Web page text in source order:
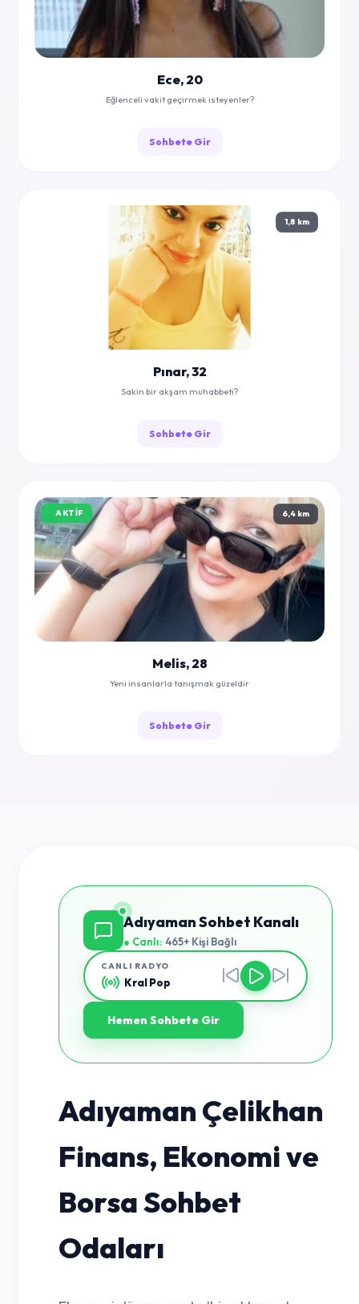
Ece, 20
Eğlenceli vakit geçirmek isteyenler?
Sohbete Gir
1,8 km
Pınar, 32
Sakin bir akşam muhabbeti?
Sohbete Gir
AKTIF 6,4 km
Melis, 28
Yeni insanlarla tanışmak güzeldir
Sohbete Gir
Adıyaman Sohbet Kanalı
● Canlı: 465+ Kişi Bağlı
CANLI RADYO
Kral Pop
Hemen Sohbete Gir
Adıyaman Çelikhan
Finans, Ekonomi ve
Borsa Sohbet
Odaları